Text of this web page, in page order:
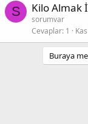
S Kilo Almak
sorumvar
Cevaplar 1
Buraya